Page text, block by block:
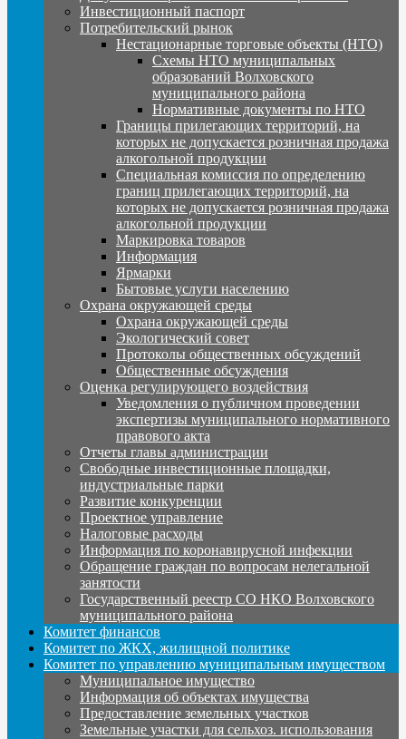
Инвестиционный паспорт
Потребительский рынок
Нестационарные торговые объекты (НТО)
Схемы НТО муниципальных
образований Волховского
муниципального района
Нормативные документы по НТО
Границы прилегающих территорий, на
которых не допускается розничная продажа
алкогольной продукции
Специальная комиссия по определению
границ прилегающих территорий, на
которых не допускается розничная продажа
алкогольной продукции
Маркировка товаров
Информация
Ярмарки
Бытовые услуги населению
Охрана окружающей среды
Охрана окружающей среды
Экологический совет
Протоколы общественных обсуждений
Общественные обсуждения
Оценка регулирующего воздействия
Уведомления о публичном проведении
экспертизы муниципального нормативного
правового акта
Отчеты главы администрации
Свободные инвестиционные площадки,
индустриальные парки
Развитие конкуренции
Проектное управление
Налоговые расходы
Информация по коронавирусной инфекции
Обращение граждан по вопросам нелегальной
занятости
Государственный реестр СО НКО Волховского
муниципального района
Комитет финансов
Комитет по ЖКХ, жилищной политике
Комитет по управлению муниципальным имуществом
Муниципальное имущество
Информация об объектах имущества
Предоставление земельных участков
Земельные участки для сельхоз. использования